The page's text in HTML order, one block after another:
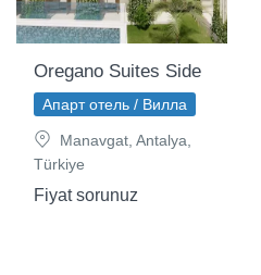
Oregano Suites Side
Апарт отель / Вилла
Manavgat, Antalya,
Türkiye
Fiyat sorunuz